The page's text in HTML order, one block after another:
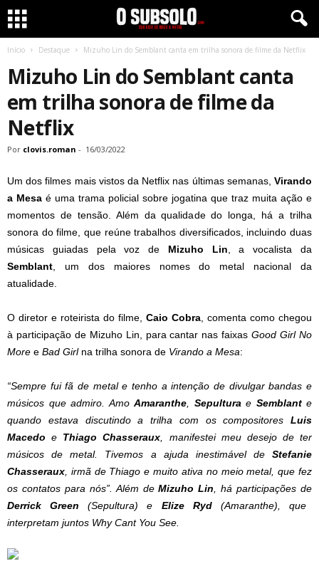
Início Destaque Mizuho Lin do Semblant canta em trilha sonora de filme da Netflix
Mizuho Lin do Semblant canta
em trilha sonora de filme da
Netflix
Por clovis.roman - 16/03/2022
Um dos filmes mais vistos da Netflix nas últimas semanas, Virando
a Mesa é uma trama policial sobre jogatina que traz muita ação e
momentos de tensão. Além da qualidade do longa, há a trilha
sonora do filme, que reúne trabalhos diversificados, incluindo duas
músicas guiadas pela voz de Mizuho Lin , a vocalista da
Semblant , um dos maiores nomes do metal nacional da
atualidade.
O diretor e roteirista do filme, Caio Cobra , comenta como chegou
à participação de Mizuho Lin, para cantar nas faixas Good Girl No
More e Bad Girlna trilha sonora de Virando a Mesa:
“Sempre fui fã de metal e tenho a intenção de divulgar bandas e
músicos que admiro. Amo Amaranthe Sepultura e Semblante
quando estava discutindo a trilha com os compositores Luis
Macedo e Thiago Chasseraux , manifestei meu desejo de ter
músicos de metal. Tivemos a ajuda inestimável de Stefanie
Chasseraux , irmã de Thiago e muito ativa no meio metal, que fez
os contatos para nós”. Além deMizuho Lin , há participações de
Derrick Green (Sepultura) e Elize Ryd(Amaranthe), que
interpretam juntos Why Cant You See.